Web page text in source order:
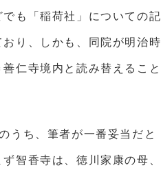
も「稲荷社」についての記
り、しかも、同院が明治時
仁寺境内と読み替えること
うち、筆者が一番妥当だと
智香寺は、徳川家康の母、